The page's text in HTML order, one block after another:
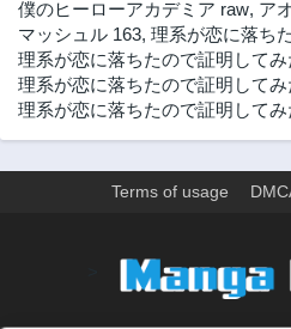
僕のヒーローアカデミア raw, ア
マッシュル 163, 理系が恋に落ち
理系が恋に落ちたので証明して
理系が恋に落ちたので証明して
理系が恋に落ちたので証明して
Terms of usage